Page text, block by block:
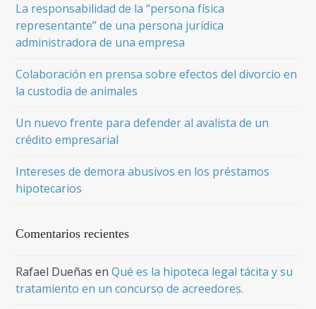
La responsabilidad de la “persona física
representante” de una persona jurídica
administradora de una empresa
Colaboración en prensa sobre efectos del divorcio en
la custodia de animales
Un nuevo frente para defender al avalista de un
crédito empresarial
Intereses de demora abusivos en los préstamos
hipotecarios
Comentarios recientes
Rafael Dueñas enQué es la hipoteca legal tácita y su
tratamiento en un concurso de acreedores.